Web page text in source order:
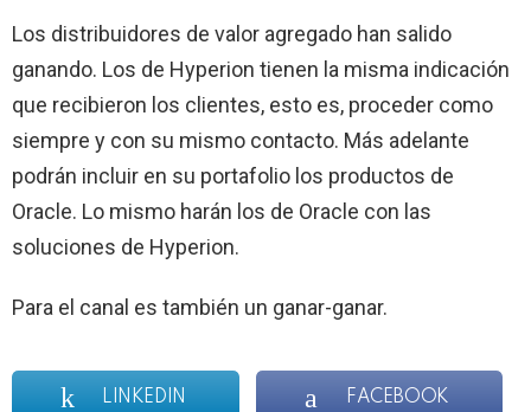
Los distribuidores de valor agregado han salido
ganando. Los de Hyperion tienen la misma indicación
que recibieron los clientes, esto es, proceder como
siempre y con su mismo contacto. Más adelante
podrán incluir en su portafolio los productos de
Oracle. Lo mismo harán los de Oracle con las
soluciones de Hyperion.
Para el canal es también un ganar-ganar.
LINKEDIN FACEBOOK